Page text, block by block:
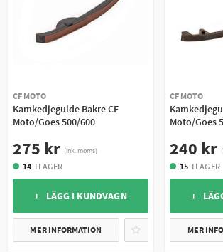
CF MOTO
Kamkedjeguide Bakre CF
Moto/Goes 500/600
275 kr (ink. moms)
14 I LAGER
+ LÄGG I KUNDVAGN
MER INFORMATION
CF MOTO
Moto/Goes
240 kr
15 I LAGER
+
MER